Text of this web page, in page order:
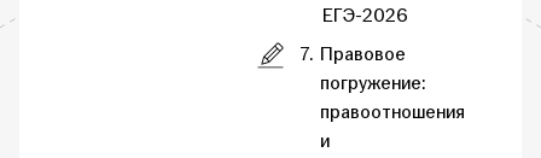
ЕГЭ-2026
7. Правовое
погружение:
правоотношения
и